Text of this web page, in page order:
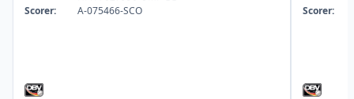
Scorer:
A-075466-SCO Scorer: